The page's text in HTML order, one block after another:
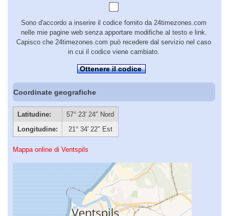
Sono d'accordo a inserire il codice fornito da 24timezones.com
nelle mie pagine web senza apportare modifiche al testo e link.
Capisco che 24timezones.com può recedere dal servizio nel caso
in cui il codice viene cambiato.
Ottenere il codice
Coordinate geografiche
Latitudine:
57° 23′ 24″ Nord
Longitudine:
21° 34′ 22″ Est
Mappa online di Ventspils